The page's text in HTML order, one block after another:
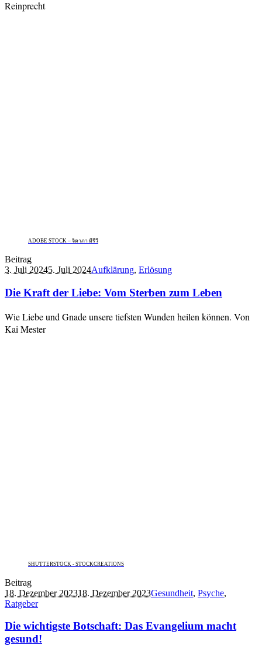
Reinprecht
ADOBE STOCK – จิดาภา มีรีวี
Beitrag
3. Juli 20245. Juli 2024Aufklärung, Erlösung
Die Kraft der Liebe: Vom Sterben zum Leben
Wie Liebe und Gnade unsere tiefsten Wunden heilen können. Von
Kai Mester
SHUTTERSTOCK - STOCKCREATIONS
Beitrag
18. Dezember 202318. Dezember 2023Gesundheit, Psyche,
Ratgeber
Die wichtigste Botschaft: Das Evangelium macht
gesund!